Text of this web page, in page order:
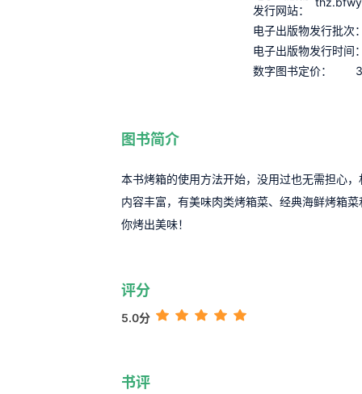
发行网站：
电子出版物发行批次
电子出版物发行时间
数字图书定价：
图书简介
本书烤箱的使用方法开始，没用过也无需担心
内容丰富，有美味肉类烤箱菜、经典海鲜烤箱
你烤出美味！
评分
5.0分
书评